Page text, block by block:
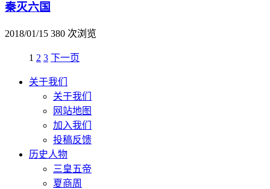
秦灭六国
2018/01/15 380 次浏览
1 2 3 下一页
关于我们
关于我们
网站地图
加入我们
投稿反馈
历史人物
三皇五帝
夏商周